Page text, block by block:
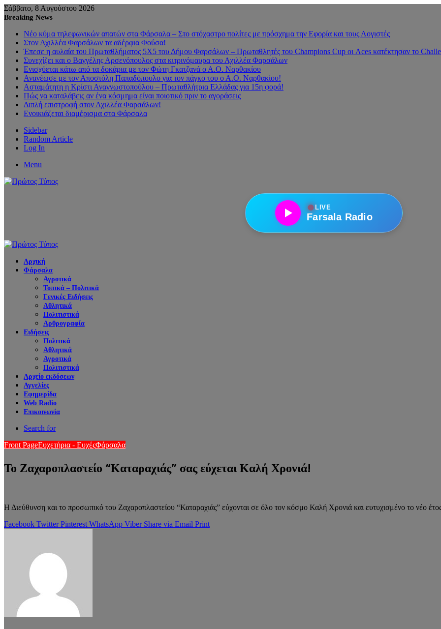
Σάββατο, 8 Αυγούστου 2026
Breaking News
Νέο κύμα τηλεφωνικών απατών στα Φάρσαλα – Στο στόχαστρο πολίτες με πρόσχημα την Εφορία και τους Λογιστές
Στον Αχιλλέα Φαρσάλων τα αδέρφια Φούσα!
Έπεσε η αυλαία του Πρωταθλήματος 5Χ5 του Δήμου Φαρσάλων – Πρωταθλητές του Champions Cup οι Aces κατέκτησαν το
Συνεχίζει και ο Βαγγέλης Αρσενόπουλος στα κιτρινόμαυρα του Αχιλλέα Φαρσάλων
Ενισχύεται κάτω από τα δοκάρια με τον Φώτη Γκατζανά ο Α.Ο. Ναρθακίου
Ανανέωσε με τον Αποστόλη Παπαδόπουλο για τον πάγκο του ο Α.Ο. Ναρθακίου!
Ασταμάτητη η Κρίστι Αναγνωστοπούλου – Πρωταθλήτρια Ελλάδας για 15η φορά!
Πώς να καταλάβεις αν ένα κόσμημα είναι ποιοτικό πριν το αγοράσεις
Διπλή επιστροφή στον Αχιλλέα Φαρσάλων!
Ενοικιάζεται διαμέρισμα στα Φάρσαλα
Sidebar
Random Article
Log In
Menu
●LIVE
Farsala Radio
Αρχική
Φάρσαλα
Αγροτικά
Τοπικά – Πολιτικά
Γενικές Ειδήσεις
Αθλητικά
Πολιτιστικά
Αρθρογραφία
Ειδήσεις
Πολιτικά
Αθλητικά
Αγροτικά
Πολιτιστικά
Αρχείο εκδόσεων
Αγγελίες
Εφημερίδα
Web Radio
Επικοινωνία
Search for
Front PageΕυχετήρια - ΕυχέςΦάρσαλα
Το Ζαχαροπλαστείο “Καταραχιάς” σας εύχεται Καλή Χρονιά!
Η Διεύθυνση και το προσωπικό του Ζαχαροπλαστείου “Καταραχιάς” εύχονται σε όλο τον κόσμο Καλή Χρονιά και ευτυχισμένο το νέο
Facebook Twitter Pinterest WhatsApp Viber Share via Email Print